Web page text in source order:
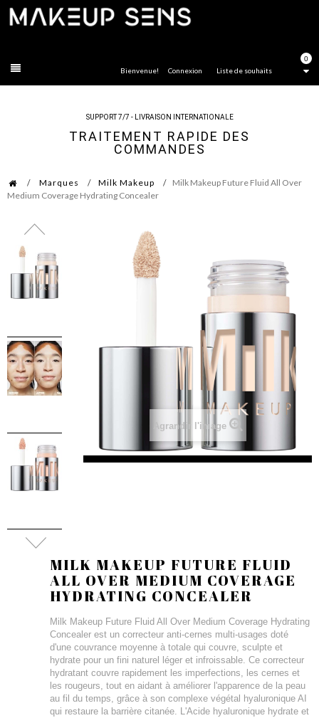
0
Liste de souhaits
Bienvenue! Connexion
SUPPORT 7/7 - LIVRAISON INTERNATIONALE
TRAITEMENT RAPIDE DES
COMMANDES
Marques Milk Makeup
Milk Makeup Future Fluid All Over
Medium Coverage Hydrating Concealer
Agrandir l'image
MILK MAKEUP FUTURE FLUID
ALL OVER MEDIUM COVERAGE
HYDRATING CONCEALER
Milk Makeup Future Fluid All Over Medium Coverage Hydrating
Concealer est un correcteur anti-cernes multi-usages doté
d'une couvrance moyenne à totale qui couvre, sculpte et
hydrate pour un fini naturel léger et infroissable. Ce correcteur
hydratant couvre rapidement les imperfections, les cernes et
les rougeurs, tout en aidant à améliorer l'apparence de la peau
au fil du temps, grâce à son complexe végétal hyaluronique AI
qui restaure la barrière citanée. L'Acide hyaluronique hydrate et